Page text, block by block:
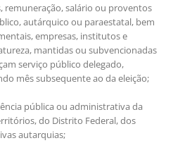
salário ou proventos
autárquico ou paraestatal, bem
empresas, institutos e
mantidas ou subvencionadas
serviço público delegado,
mês subsequente ao da eleição;
pública ou administrativa da
do Distrito Federal, dos
autarquias;